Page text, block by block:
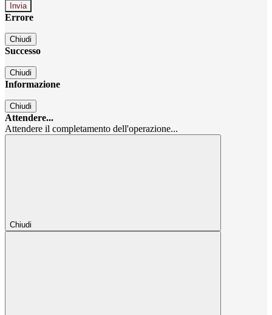
Errore
Chiudi
Successo
Chiudi
Informazione
Chiudi
Attendere...
Attendere il completamento dell'operazione...
Chiudi